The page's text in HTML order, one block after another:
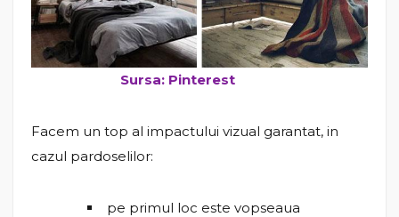
Sursa: Pinterest
Facem un top al impactului vizual garantat, in
cazul pardoselilor:
pe primul loc este vopseaua